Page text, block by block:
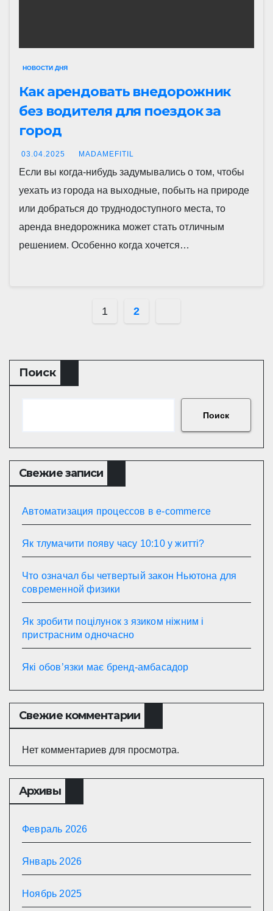
НОВОСТИ ДНЯ
Как арендовать внедорожник
без водителя для поездок за
город
03.04.2025 MADAMEFITIL
Если вы когда-нибудь задумывались о том, чтобы
уехать из города на выходные, побыть на природе
или добраться до труднодоступного места, то
аренда внедорожника может стать отличным
решением. Особенно когда хочется…
Пагинация
1 2
Поиск
Поиск
Свежие записи
Автоматизация процессов в e-commerce
Як тлумачити появу часу 10:10 у житті?
Что означал бы четвертый закон Ньютона для
современной физики
Як зробити поцілунок з язиком ніжним і
пристрасним одночасно
Які обов’язки має бренд-амбасадор
Свежие комментарии
Нет комментариев для просмотра.
Архивы
Февраль 2026
Январь 2026
Ноябрь 2025